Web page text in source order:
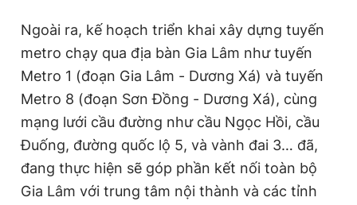
Ngoài ra, kế hoạch triển khai xây dựng tuyến
metro chạy qua địa bàn Gia Lâm như tuyến
Metro 1 (đoạn Gia Lâm - Dương Xá) và tuyến
Metro 8 (đoạn Sơn Đồng - Dương Xá), cùng
mạng lưới cầu đường như cầu Ngọc Hồi, cầu
Đuống, đường quốc lộ 5, và vành đai 3… đã,
đang thực hiện sẽ góp phần kết nối toàn bộ
Gia Lâm với trung tâm nội thành và các tỉnh